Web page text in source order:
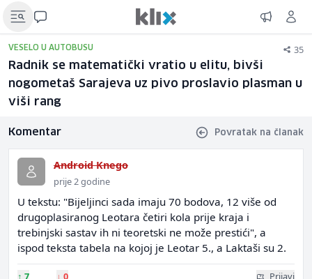
VESELO U AUTOBUSU 35
Radnik se matematički vratio u elitu, bivši
nogometaš Sarajeva uz pivo proslavio plasman u
viši rang
Komentar Povratak na članak
Android Knego
prije 2 godine
U tekstu: "Bijeljinci sada imaju 70 bodova, 12 više od
drugoplasiranog Leotara četiri kola prije kraja i
trebinjski sastav ih ni teoretski ne može prestići", a
ispod teksta tabela na kojoj je Leotar 5., a Laktaši su 2.
↑ 7 ↓ 0 Prijavi